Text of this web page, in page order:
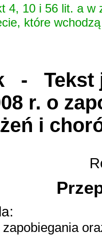
4, 10 i 56 lit. a w
które
- Tekst
r. o
i